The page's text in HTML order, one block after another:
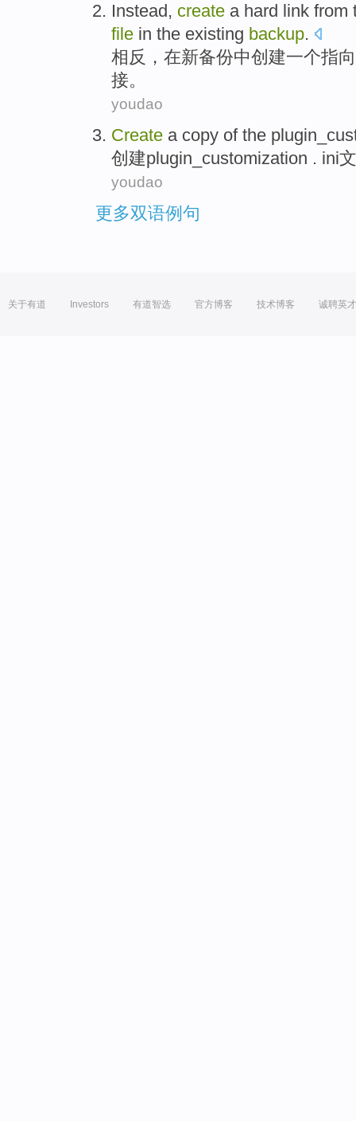
Instead, create a hard link from
file in the existing backup.
相反 ， 在新备份中创建一个指向
接。
youdao
Create a copy ofthe
创建plugin_customization . ini
youdao
更多双语例句
关于有道 Investors 有道智选 官方博客 技术博客 诚聘英才